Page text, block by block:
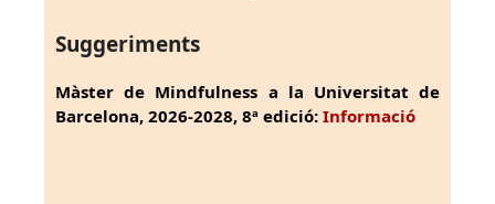
Suggeriments
Màster de Mindfulness a la Universitat de
Barcelona, 2026-2028, 8ª edició: Informació